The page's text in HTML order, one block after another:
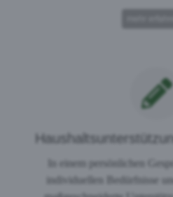
In einem persönlichen
individuellen Bedürfnisse